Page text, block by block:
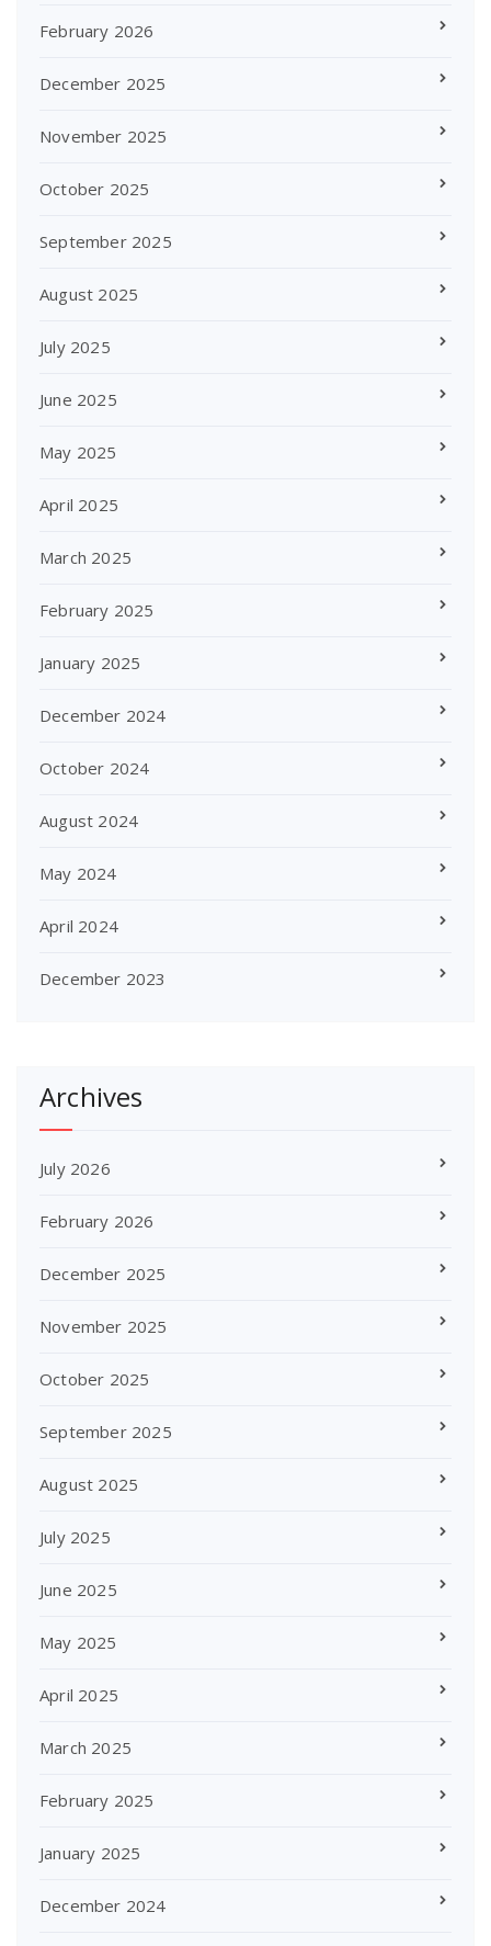
February 2026
December 2025
November 2025
October 2025
September 2025
August 2025
July 2025
June 2025
May 2025
April 2025
March 2025
February 2025
January 2025
December 2024
October 2024
August 2024
May 2024
April 2024
December 2023
Archives
July 2026
February 2026
December 2025
November 2025
October 2025
September 2025
August 2025
July 2025
June 2025
May 2025
April 2025
March 2025
February 2025
January 2025
December 2024